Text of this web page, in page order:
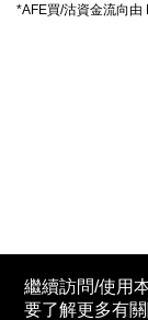
*AFE買/沽資金流向
繼續訪問/使用
要了解更多有